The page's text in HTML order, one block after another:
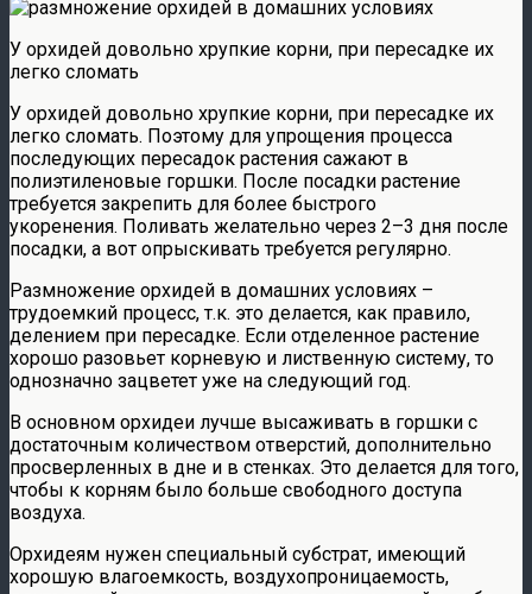
У орхидей довольно хрупкие корни, при пересадке их
легко сломать
У орхидей довольно хрупкие корни, при пересадке их
легко сломать. Поэтому для упрощения процесса
последующих пересадок растения сажают в
полиэтиленовые горшки. После посадки растение
требуется закрепить для более быстрого
укоренения. Поливать желательно через 2–3 дня после
посадки, а вот опрыскивать требуется регулярно.
Размножение орхидей в домашних условиях –
трудоемкий процесс, т.к. это делается, как правило,
делением при пересадке. Если отделенное растение
хорошо разовьет корневую и лиственную систему, то
однозначно зацветет уже на следующий год.
В основном орхидеи лучше высаживать в горшки с
достаточным количеством отверстий, дополнительно
просверленных в дне и в стенках. Это делается для того,
чтобы к корням было больше свободного доступа
воздуха.
Орхидеям нужен специальный субстрат, имеющий
хорошую влагоемкость, воздухопроницаемость,